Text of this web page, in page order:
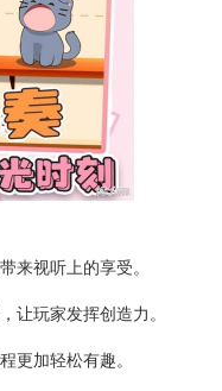
来视听上的享受。
让玩家发挥创造力。
更加轻松有趣。